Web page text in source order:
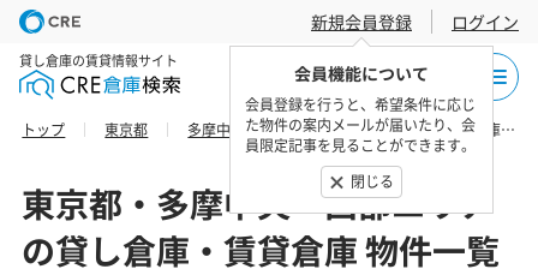
新規会員登録
会員機能について
会員登録を行うと、希望条件に応じ
た物件の案内メールが届いたり、会
員限定記事を見ることができます。
閉じる
ログイン
貸し倉庫の賃貸情報サイト
トップ 東京都 多摩中央・西部エリア 東村山市の貸し倉庫・賃貸倉庫 物件一覧
東京都・多摩中央・西部エリア
の貸し倉庫・賃貸倉庫 物件一覧